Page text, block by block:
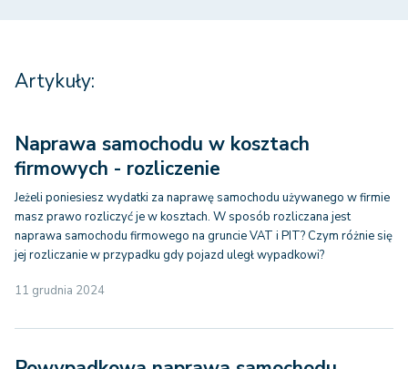
Artykuły:
Naprawa samochodu w kosztach
firmowych - rozliczenie
Jeżeli poniesiesz wydatki za naprawę samochodu używanego w firmie
masz prawo rozliczyć je w kosztach. W sposób rozliczana jest
naprawa samochodu firmowego na gruncie VAT i PIT? Czym różnie się
jej rozliczanie w przypadku gdy pojazd uległ wypadkowi?
11 grudnia 2024